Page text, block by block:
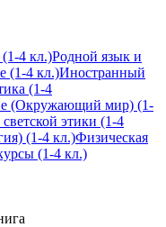
(1-4 кл.)Родной язык и
(1-4 кл.)Иностранный
(1-4
(Окружающий мир) (1-
этики (1-4
(1-4 кл.)Физическая
(1-4 кл.)